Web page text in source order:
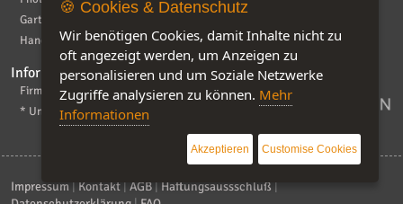
Garten
Handwerker-Angebote
Informationen
Firma eintragen und bewerten
* Unsere Preise
Impressum|Kontakt|AGB|Haftungsaussschluß|
🍪 Cookies & Datenschutz
Wir benötigen Cookies, damit Inhalte nicht zu
oft angezeigt werden, um Anzeigen zu
personalisieren und um Soziale Netzwerke
Zugriffe analysieren zu können. Mehr
Informationen
Akzeptieren Customise Cookies